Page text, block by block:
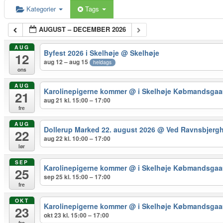
Kategorier Tags
AUGUST – DECEMBER 2026
AUG
12
ons
Byfest 2026 i Skelhøje@ Skelhøje
aug 12 – aug 15 heldags
AUG
21
fre
Karolinepigerne kommer@ i Skelhøje
aug 21 kl. 15:00 – 17:00
AUG
22
lør
Dollerup Marked 22. august 2026@ Ved
aug 22 kl. 10:00 – 17:00
SEP
25
fre
Karolinepigerne kommer@ i Skelhøje
sep 25 kl. 15:00 – 17:00
OKT
23 Karolinepigerne kommer@ i Skelhøje
okt 23 kl. 15:00 – 17:00